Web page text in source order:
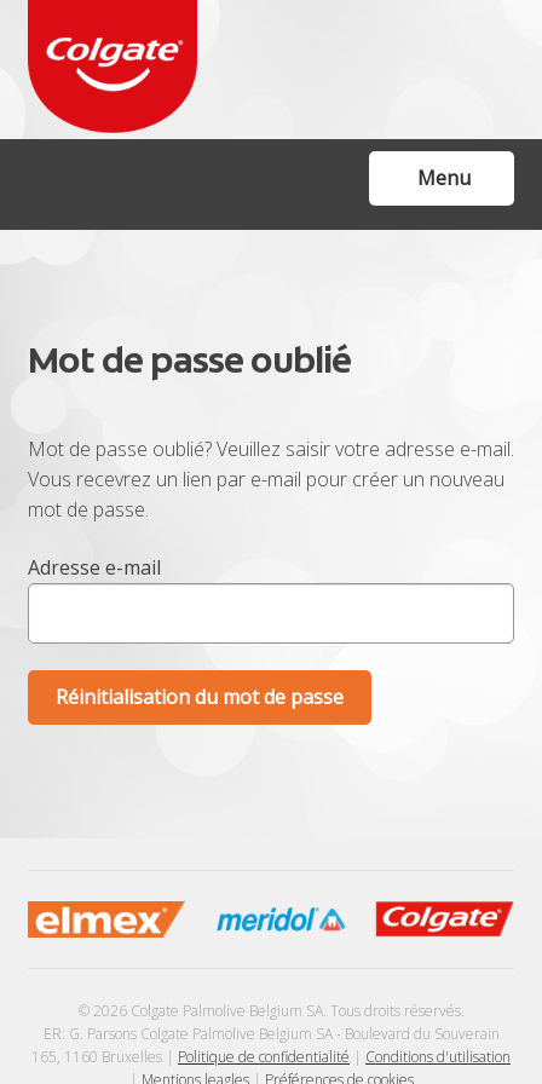
navigation
content
Menu
Accueil
Agenda
FAQ
Mot de passe oublié
Mot de passe oublié? Veuillez saisir votre adresse e-mail.
Vous recevrez un lien par e-mail pour créer un nouveau
mot de passe.
Adresse e-mail
Réinitialisation du mot de passe
© 2026 Colgate Palmolive Belgium SA. Tous droits réservés.
ER: G. Parsons Colgate Palmolive Belgium SA - Boulevard du Souverain
165, 1160 Bruxelles | Politique de confidentialité | Conditions d'utilisation
| Mentions leagles| Préférences de cookies